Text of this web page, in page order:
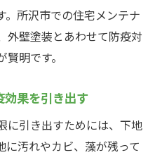
。所沢市での住宅メンテナ
外壁塗装とあわせて防疫対
明です。
効果を引き出す
に引き出すためには、下地
汚れやカビ、藻が残って